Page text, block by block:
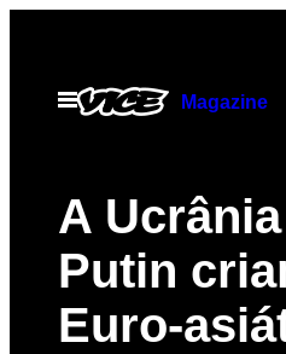
contentOpen
Menu
Magazine
A
Putin
Euro-